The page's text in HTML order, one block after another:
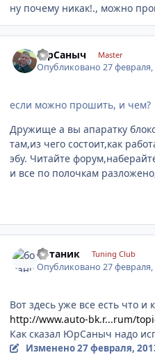
ну почему никак!., можно
ЮрСаныч Master
Опубликовано27 февраля,
если можно прошить, и чем?
Дружище а вы апаратку
там,из чего состоит,как
эбу. Читайте
и все по полочкам
ботаник Tuning Club
Опубликовано27 февраля,
Вот здесь уже все есть что и
http://www.auto-bk.r...rum/
Как сказал ЮрСаныч надо
Изменено27 февраля,